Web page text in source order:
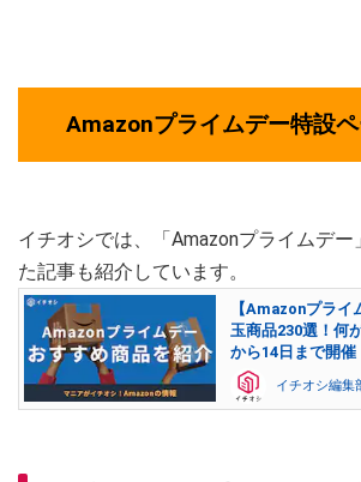
Amazonプライムデー特設
イチオシでは、「Amazonプライムデ
た記事も紹介しています。
【Amazonプライ
玉商品230選！何
から14日まで開催
イチオシ編集